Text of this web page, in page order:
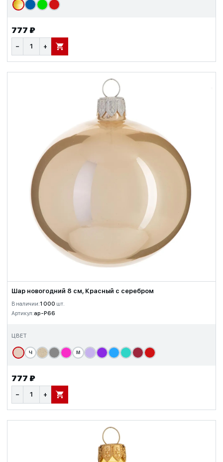
777 ₽
− + В КОРЗИНУ
Шар новогодний 8 см, Красный с серебром
В наличии:1 000 шт.
Артикул:ap-P66
ЦВЕТ
Ч М
777 ₽
− + В КОРЗИНУ